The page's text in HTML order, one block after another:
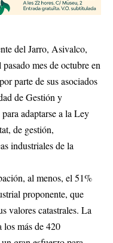
del Jarro, Asivalco,
mes de octubre en
parte de sus asociados
de Gestión y
adaptarse a la Ley
de gestión,
industriales de la
al menos, el 51%
proponente, que
valores catastrales. La
más de 420